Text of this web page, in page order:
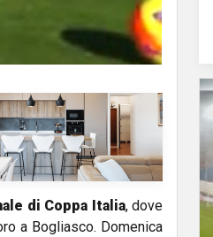
di Coppa Italia, dove
a Bogliasco. Domenica